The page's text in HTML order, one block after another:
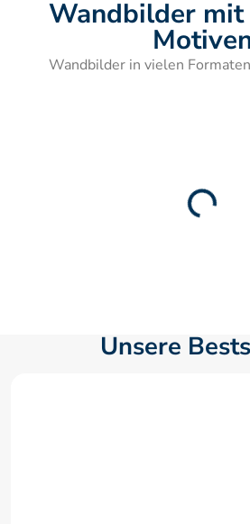
Wandbilder mit
Wandbilder in vielen
Unsere